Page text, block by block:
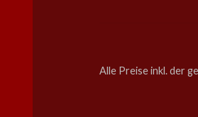
Alle Preise inkl. der